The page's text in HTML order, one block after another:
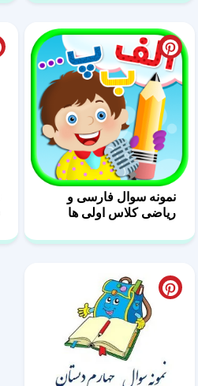
نمونه سوال فارسی و
ریاضی کلاس اولی ها